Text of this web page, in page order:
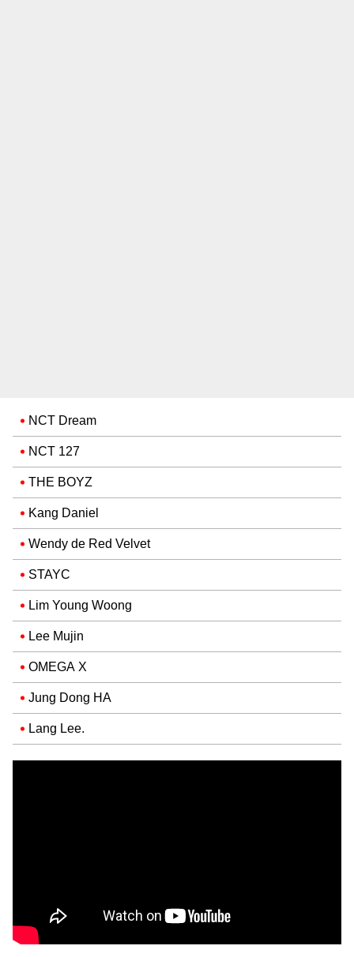
NCT Dream
NCT 127
THE BOYZ
Kang Daniel
Wendy de Red Velvet
STAYC
Lim Young Woong
Lee Mujin
OMEGA X
Jung Dong HA
Lang Lee.